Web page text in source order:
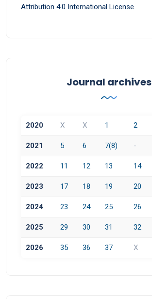
Attribution 4.0 International License.
Journal archives
2020 X X 1 2
2021 5 6 7(8) -
2022 11 12 13 14
2023 17 18 19 20
2024 23 24 25 26
2025 29 30 31 32
2026 35 36 37 X